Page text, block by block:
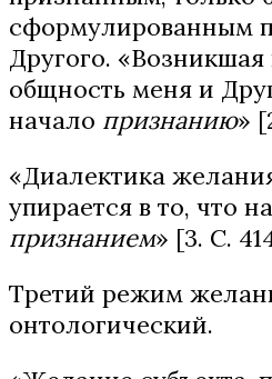
сформулированным
Другого.
общность меня и
начало признанию»
«Диалектика
упирается в то, что
признанием» [3. С.
Третий режим
онтологический.